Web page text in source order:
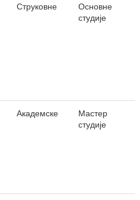
Струковне
Основне
студије
Академске
Мастер
студије